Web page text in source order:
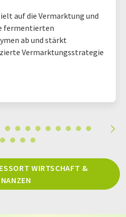
auf die Vermarktung und
fermentierten
ab und stärkt
Vermarktungsstrategie
WIRTSCHAFT &